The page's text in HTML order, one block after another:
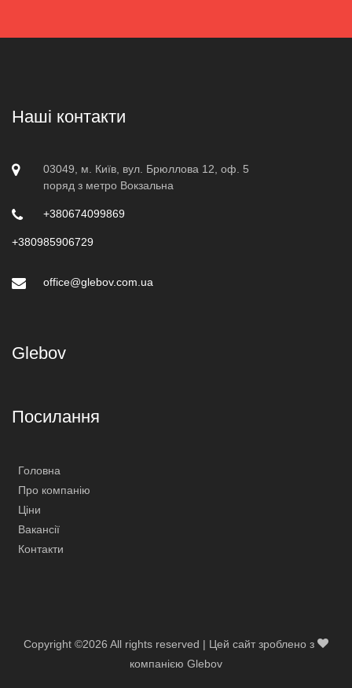
Наші контакти
03049, м. Київ, вул. Брюллова 12, оф. 5
поряд з метро Вокзальна
+380674099869
+380985906729
office@glebov.com.ua
Glebov
Посилання
Головна
Про компанію
Ціни
Вакансії
Контакти
Copyright ©2026 All rights reserved | Цей сайт зроблено з
компанією Glebov